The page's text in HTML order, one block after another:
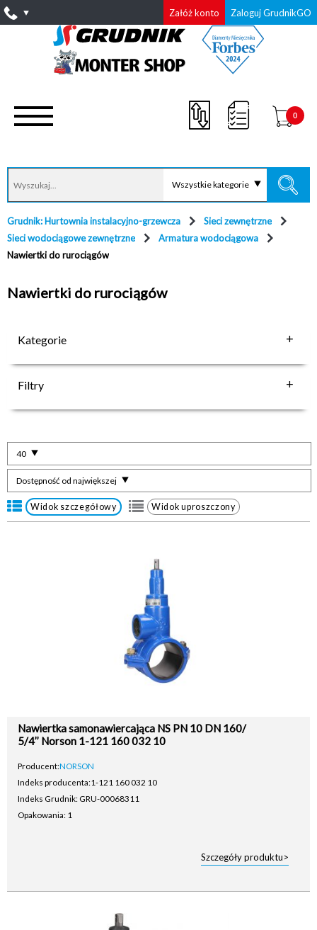
Załóż konto Zaloguj GrudnikGO
Wszystkie kategorie
0
Grudnik: Hurtownia instalacyjno-grzewcza
Sieci zewnętrzne
Sieci wodociągowe zewnętrzne
Armatura wodociągowa
Nawiertki do rurociągów
Nawiertki do rurociągów
Kategorie
Filtry
Dostępność od największej
40
Widok szczegółowy Widok uproszczony
Nawiertka samonawiercająca NS PN 10 DN 160/
5/4’’ Norson 1-121 160 032 10
Producent:NORSON
Indeks producenta:1-121 160 032 10
Indeks Grudnik: GRU-00068311
Opakowania: 1
Szczegóły produktu>